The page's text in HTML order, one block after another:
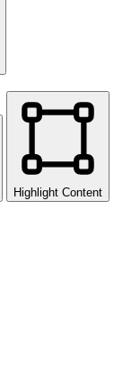
Highlight Content